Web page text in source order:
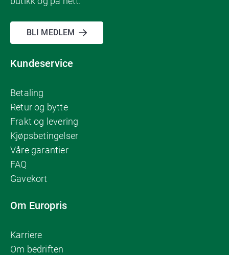
BLI MEDLEM
Kundeservice
Betaling
Retur og bytte
Frakt og levering
Kjøpsbetingelser
Våre garantier
FAQ
Gavekort
Om Europris
Karriere
Om bedriften